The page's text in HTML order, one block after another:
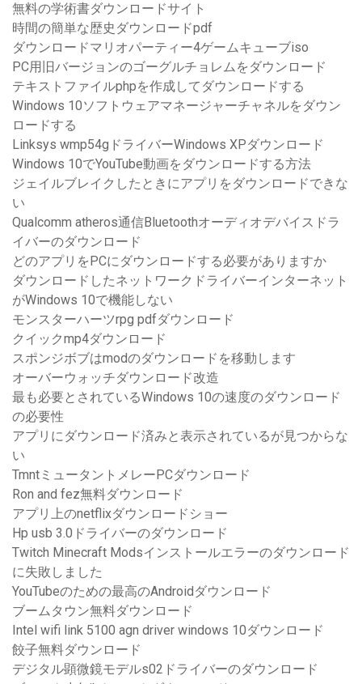
無料の学術書ダウンロードサイト
時間の簡単な歴史ダウンロードpdf
ダウンロードマリオパーティー4ゲームキューブiso
PC用旧バージョンのゴーグルチョレムをダウンロード
テキストファイルphpを作成してダウンロードする
Windows 10ソフトウェアマネージャーチャネルをダウン
ロードする
Linksys wmp54gドライバーWindows XPダウンロード
Windows 10でYouTube動画をダウンロードする方法
ジェイルブレイクしたときにアプリをダウンロードできな
い
Qualcomm atheros通信Bluetoothオーディオデバイスドラ
イバーのダウンロード
どのアプリをPCにダウンロードする必要がありますか
ダウンロードしたネットワークドライバーインターネット
がWindows 10で機能しない
モンスターハーツrpg pdfダウンロード
クイックmp4ダウンロード
スポンジボブはmodのダウンロードを移動します
オーバーウォッチダウンロード改造
最も必要とされているWindows 10の速度のダウンロード
の必要性
アプリにダウンロード済みと表示されているが見つからな
い
TmntミュータントメレーPCダウンロード
Ron and fez無料ダウンロード
アプリ上のnetflixダウンロードショー
Hp usb 3.0ドライバーのダウンロード
Twitch Minecraft Modsインストールエラーのダウンロード
に失敗しました
YouTubeのための最高のAndroidダウンロード
ブームタウン無料ダウンロード
Intel wifi link 5100 agn driver windows 10ダウンロード
餃子無料ダウンロード
デジタル顕微鏡モデルs02ドライバーのダウンロード